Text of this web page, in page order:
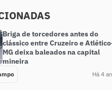
Briga de torcedores antes do
clássico entre Cruzeiro e
MG deixa baleados na capital
mineira
Há 4